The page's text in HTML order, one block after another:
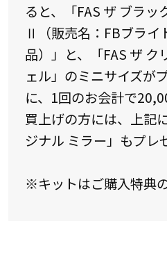
ると、「FAS ザ ブラッ
Ⅱ（販売名：FBブラ
品）」と、「FAS ザ ク
ェル」のミニサイズが
に、1回のお会計で
買上げの方には、上記
ジナル ミラー」もプレ
※キットはご購入特典